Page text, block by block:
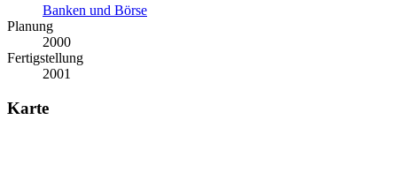
Banken und Börse
Planung
2000
Fertigstellung
2001
Karte